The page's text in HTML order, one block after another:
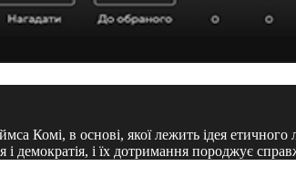
Комі, в основі, якої лежить ідея
і їх дотримання породжує